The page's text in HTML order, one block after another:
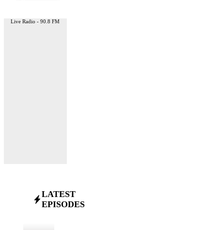
Live Radio - 90.8 FM
LATEST
EPISODES